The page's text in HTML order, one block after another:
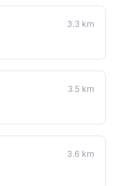
3.3 km
3.5 km
3.6 km